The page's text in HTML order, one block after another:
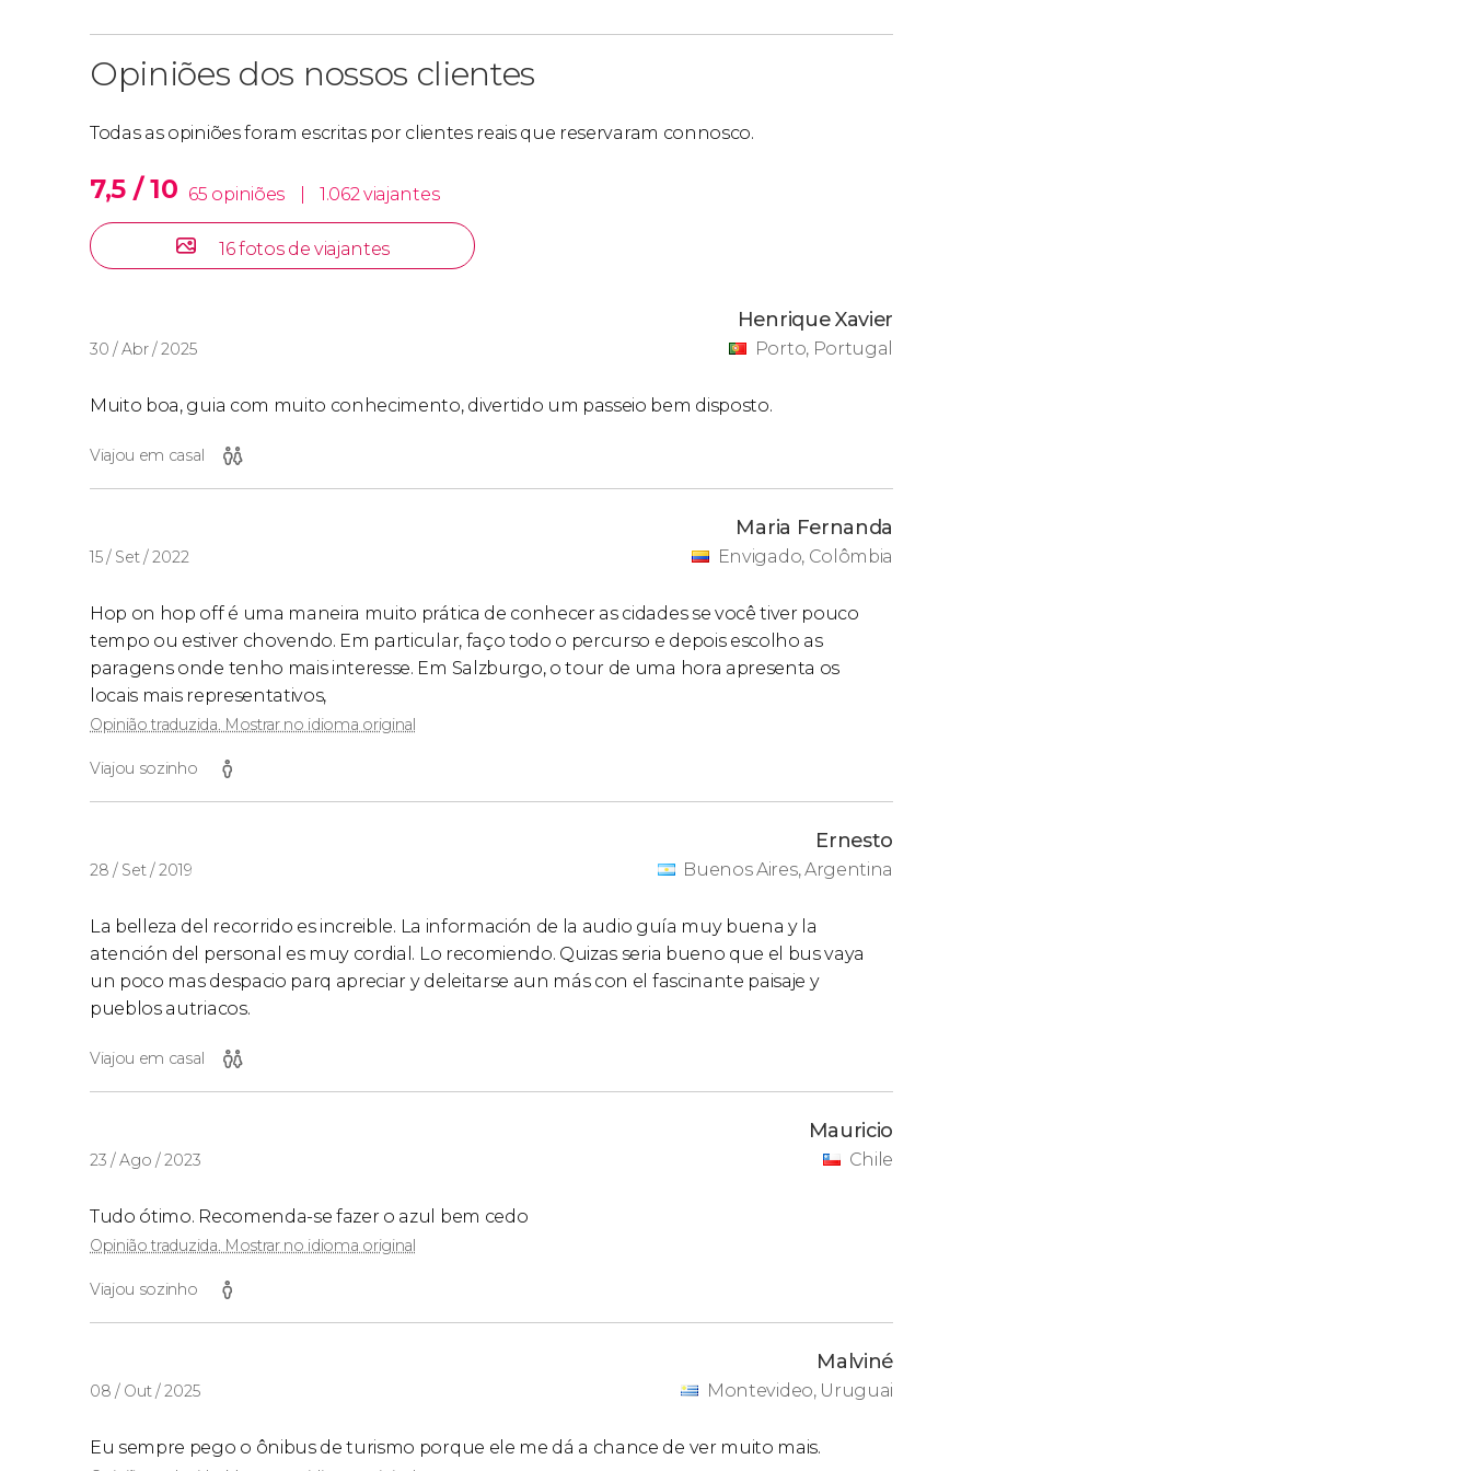
Opiniões dos nossos clientes
Todas as opiniões foram escritas por clientes reais que reservaram connosco.
7,5 / 10 65 opiniões 1.062 viajantes
16 fotos de viajantes
30 / Abr / 2025
Henrique Xavier
Porto, Portugal
Muito boa, guia com muito conhecimento, divertido um passeio bem disposto.
Viajou em casal
15 / Set / 2022
Maria Fernanda
Envigado, Colômbia
Hop on hop off é uma maneira muito prática de conhecer as cidades se você tiver pouco
tempo ou estiver chovendo. Em particular, faço todo o percurso e depois escolho as
paragens onde tenho mais interesse. Em Salzburgo, o tour de uma hora apresenta os
locais mais representativos,
Opinião traduzida. Mostrar no idioma original
Viajou sozinho
28 / Set / 2019
Ernesto
Buenos Aires, Argentina
La belleza del recorrido es increible. La información de la audio guía muy buena y la
atención del personal es muy cordial. Lo recomiendo. Quizas seria bueno que el bus vaya
un poco mas despacio parq apreciar y deleitarse aun más con el fascinante paisaje y
pueblos autriacos.
Viajou em casal
23 / Ago / 2023
Mauricio
Chile
Tudo ótimo. Recomenda-se fazer o azul bem cedo
Opinião traduzida. Mostrar no idioma original
Viajou sozinho
08 / Out / 2025
Malviné
Montevideo, Uruguai
Eu sempre pego o ônibus de turismo porque ele me dá a chance de ver muito mais.